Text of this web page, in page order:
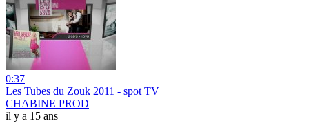
0:37
Les Tubes du Zouk 2011 - spot TV
CHABINE PROD
il y a 15 ans